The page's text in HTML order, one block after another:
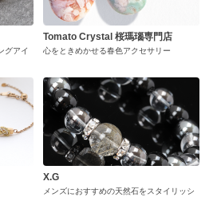
グアイ
Tomato Crystal 桜瑪瑙専門店
心をときめかせる春色アクセサリー
X.G
メンズにおすすめの天然石をスタイリッシ